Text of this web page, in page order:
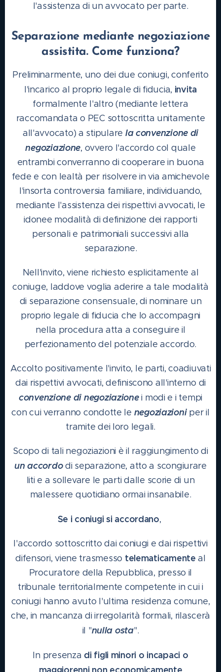
l'assistenza di un avvocato per parte.
Separazione mediante negoziazione
assistita. Come funziona?
Preliminarmente, uno dei due coniugi, conferito
l'incarico al proprio legale di fiducia, invita
formalmente l'altro (mediante lettera
raccomandata o PEC sottoscritta unitamente
all'avvocato) a stipulare la convenzione di
negoziazione, ovvero l'accordo col quale
entrambi converranno di cooperare in buona
fede e con lealtà per risolvere in via amichevole
l'insorta controversia familiare, individuando,
mediante l'assistenza dei rispettivi avvocati, le
idonee modalità di definizione dei rapporti
personali e patrimoniali successivi alla
separazione.
Nell'invito, viene richiesto esplicitamente al
coniuge, laddove voglia aderire a tale modalità
di separazione consensuale, di nominare un
proprio legale di fiducia che lo accompagni
nella procedura atta a conseguire il
perfezionamento del potenziale accordo.
Accolto positivamente l'invito, le parti, coadiuvati
dai rispettivi avvocati, definiscono all'interno di
convenzione di negoziazionei modi e i tempi
con cui verranno condotte le negoziazioniper il
tramite dei loro legali.
Scopo di tali negoziazioni è il raggiungimento di
un accordodi separazione, atto a scongiurare
liti e a sollevare le parti dalle scorie di un
malessere quotidiano ormai insanabile.
Se i coniugi si accordano,
l'accordo sottoscritto dai coniugi e dai rispettivi
difensori, viene trasmesso telematicamente al
Procuratore della Repubblica, presso il
tribunale territorialmente competente in cui i
coniugi hanno avuto l'ultima residenza comune,
che, in mancanza di irregolarità formali, rilascerà
il "nulla osta".
In presenza di figli minori o incapaci o